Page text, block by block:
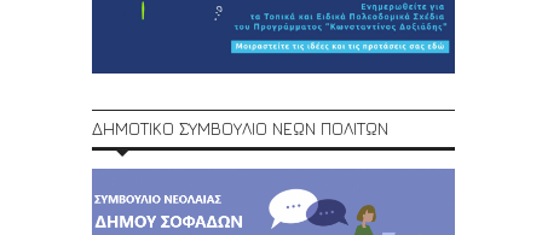
ΔΗΜΟΤΙΚΟ ΣΥΜΒΟΥΛΙΟ ΝΕΩΝ ΠΟΛΙΤΩΝ